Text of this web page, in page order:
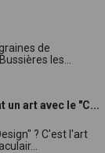
de
les...
un art avec le "C...
? C'est l'art